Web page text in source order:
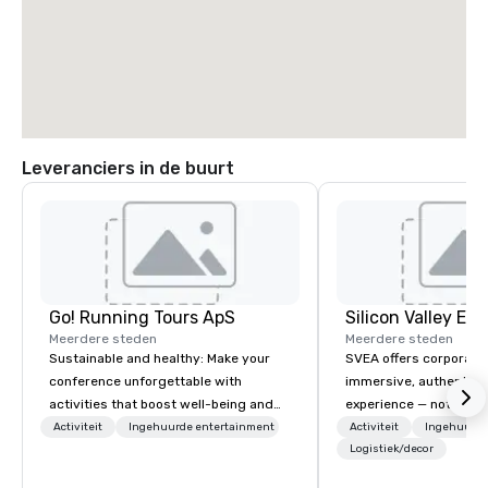
Leveranciers in de buurt
Go! Running Tours ApS
Meerdere steden
Sustainable and healthy: Make your
conference unforgettable with
activities that boost well-being and
lower carbon footprints. Explore the
Activiteit Ingehuurde entertainment
Meerdere steden
SVEA offers
immersive, authentic
experience — not a
transformation. We
facilitate custom
Activiteit
Logistiek/decor